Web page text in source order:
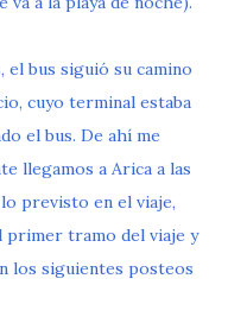
el bus siguió su camino
cuyo terminal estaba
el bus. De ahí me
llegamos a Arica a las
previsto en el viaje,
primer tramo del viaje y
los siguientes posteos